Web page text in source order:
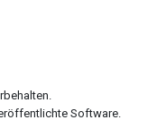
professionellen
im Fokus:
Software.